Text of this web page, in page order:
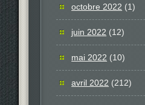
octobre 2022 (1)
juin 2022 (12)
mai 2022 (10)
avril 2022 (212)